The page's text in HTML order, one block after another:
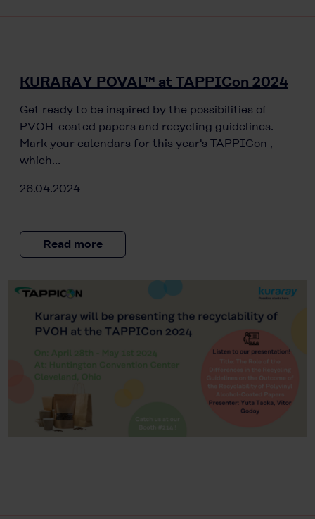
KURARAY POVAL™ at TAPPICon 2024
Get ready to be inspired by the possibilities of
PVOH-coated papers and recycling guidelines.
Mark your calendars for this year's TAPPICon ,
which…
26.04.2024
Read more